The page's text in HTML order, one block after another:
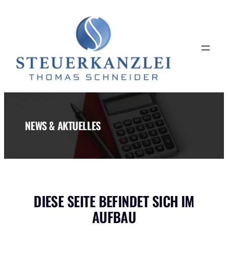
NEWS & AKTUELLES
DIESE SEITE BEFINDET SICH IM
AUFBAU